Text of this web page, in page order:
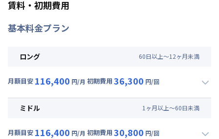
賃料・初期費用
基本料金プラン
ロング 60日以上～12ヶ月未満
月額目安 116,400 円/月 初期費用 36,300 円/回
月額賃料目安(30日利用)
光熱費他 : 24,000円/月 (800円/日) (税抜)
ミドル 1 ヶ月以上～60日未満
月額目安 116,400 円/月 初期費用 30,800 円/回